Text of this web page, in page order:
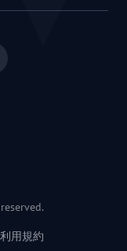
利用規約